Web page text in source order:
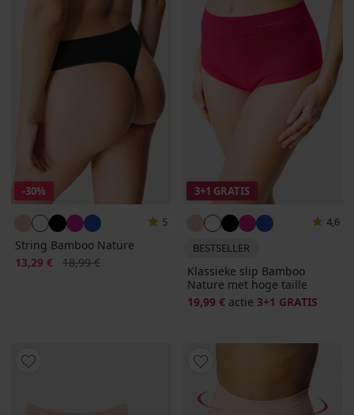
-30%
5
String Bamboo Nature
Korting
13,29 € Oorspronkelijke prijs
18,99 €
3+1 GRATIS
4,6
BESTSELLER
Klassieke slip Bamboo
Nature met hoge taille
19,99 € actie 3+1 GRATIS